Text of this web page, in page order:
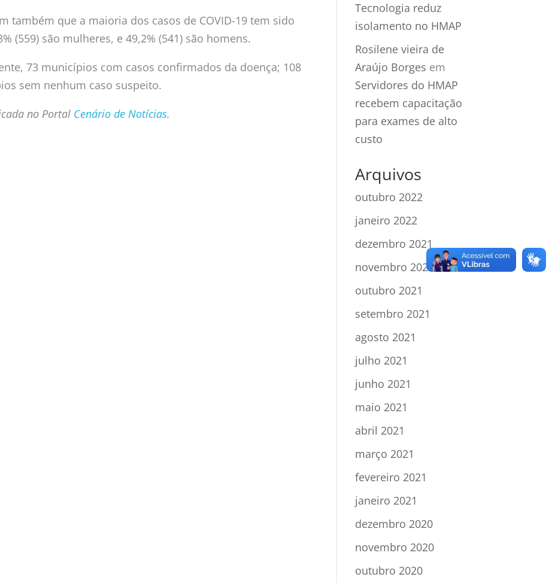
também que a maioria dos casos de COVID-19 tem sido
(559) são mulheres, e 49,2% (541) são homens.
73 municípios com casos confirmados da doença; 108
sem nenhum caso suspeito.
no Portal Cenário de Notícias.
Tecnologia reduz
isolamento no HMAP
Rosilene vieira de
Araújo Borges em
Servidores do HMAP
recebem capacitação
para exames de alto
custo
Arquivos
outubro 2022
janeiro 2022
dezembro 2021
novembro 2021
outubro 2021
setembro 2021
agosto 2021
julho 2021
junho 2021
maio 2021
abril 2021
março 2021
fevereiro 2021
janeiro 2021
dezembro 2020
novembro 2020
outubro 2020